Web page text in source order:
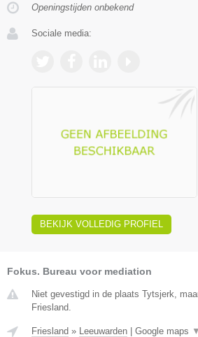
Openingstijden onbekend
Sociale media:
BEKIJK VOLLEDIG PROFIEL
Fokus. Bureau voor mediation
Niet gevestigd in de plaats Tytsjerk,
Friesland.
Friesland » Leeuwarden | Google maps ▼